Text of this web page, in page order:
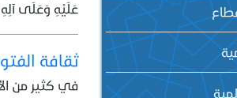
عَلَيْهِ وَعَلَى
ثقافة
في كثير من